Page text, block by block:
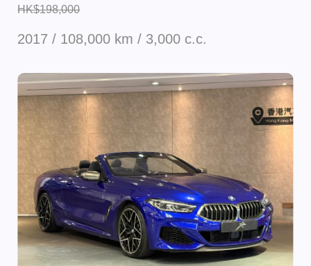
HK$198,000
2017 / 108,000 km / 3,000 c.c.